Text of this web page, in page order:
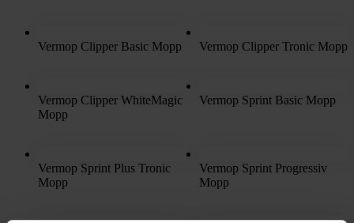
Vermop Clipper Basic Mopp Vermop Clipper Tronic Mopp
Vermop Clipper WhiteMagic
Mopp
Vermop Sprint Basic Mopp
Vermop Sprint Plus Tronic
Mopp
Vermop Sprint Progressiv
Mopp